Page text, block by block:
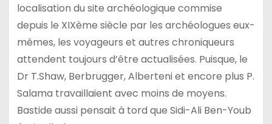
localisation du site archéologique commise
depuis le XIXème siècle par les archéologues eux-
mêmes, les voyageurs et autres chroniqueurs
attendent toujours d’être actualisées. Puisque, le
Dr T.Shaw, Berbrugger, Alberteni et encore plus P.
Salama travaillaient avec moins de moyens.
Bastide aussi pensait à tord que Sidi-Ali Ben-Youb